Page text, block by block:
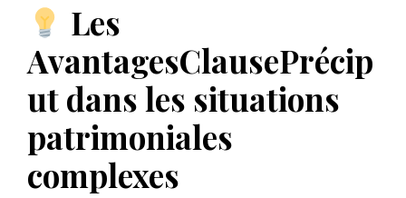
Les
AvantagesClausePrécip
ut dans les situations
patrimoniales
complexes